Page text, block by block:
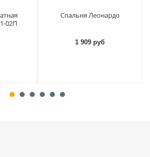
02П
Спальня Леонардо
1 909 руб